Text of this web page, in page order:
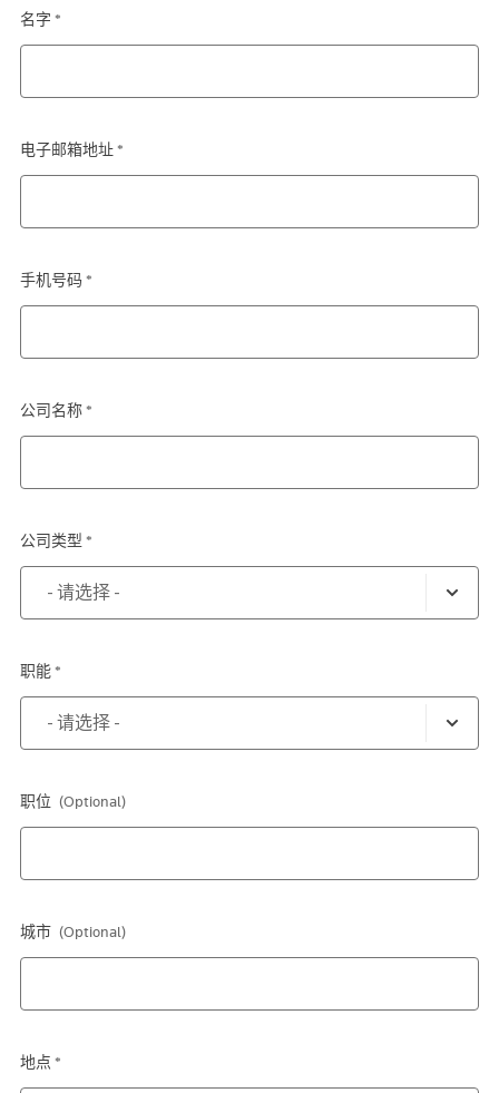
名字 *
电子邮箱地址 *
手机号码 *
公司名称 *
公司类型 *
职能 *
职位 (Optional)
城市 (Optional)
地点 *